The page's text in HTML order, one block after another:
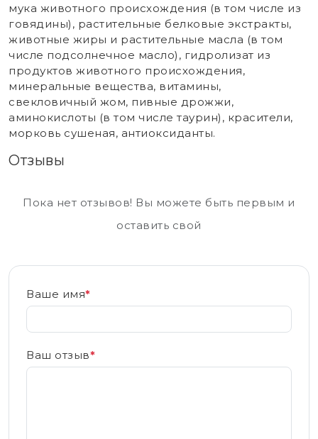
мука животного происхождения (в том числе из
говядины), растительные белковые экстракты,
животные жиры и растительные масла (в том
числе подсолнечное масло), гидролизат из
продуктов животного происхождения,
минеральные вещества, витамины,
свекловичный жом, пивные дрожжи,
аминокислоты (в том числе таурин), красители,
морковь сушеная, антиоксиданты.
Отзывы
Пока нет отзывов! Вы можете быть первым и
оставить свой
Ваше имя*
Ваш отзыв*